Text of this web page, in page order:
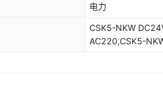
电力
CSK5-NKW
AC220,CSK5-